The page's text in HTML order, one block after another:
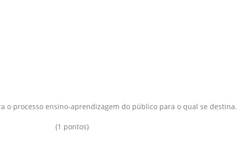
o processo ensino-aprendizagem do público para o qual se destina.
(1 pontos)